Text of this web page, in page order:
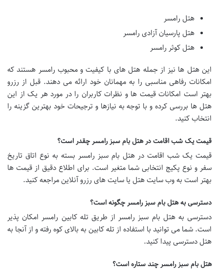
هتل رامسر
هتل پارسیان آزادی رامسر
هتل کوثر رامسر
این هتل ها نیز از جمله هتل های با کیفیت و محبوب رامسر هستند که
امکانات رفاهی مناسبی را به مهمانان خود ارائه می دهند. قبل از رزرو
بهتر است امکانات قیمت ها و نظرات کاربران را در مورد هر یک از این
هتل ها بررسی کرده و با توجه به نیازها و ترجیحات خود بهترین گزینه را
انتخاب کنید.
قیمت یک شب اقامت در هتل بام سبز رامسر چقدر است؟
قیمت یک شب اقامت در هتل بام سبز رامسر بسته به نوع اتاق تاریخ
سفر و نوع پکیج انتخابی شما متغیر است. برای اطلاع دقیق از قیمت ها
بهتر است به وب سایت هتل یا سایت های رزرو آنلاین مراجعه کنید.
دسترسی به هتل بام سبز رامسر چگونه است؟
دسترسی به هتل بام سبز رامسر از طریق تله کابین رامسر امکان پذیر
است. شما می توانید با استفاده از تله کابین به بالای کوه رفته و از آنجا به
هتل دسترسی پیدا کنید.
هتل بام سبز رامسر چند ستاره است؟